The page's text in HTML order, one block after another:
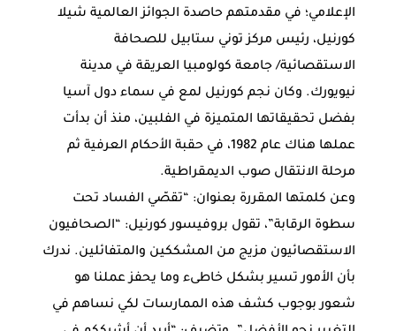
الإعلامي؛ في مقدمتهم حاصدة الجوائز العالمية شيلا
كورنيل، رئيس مركز توني ستابيل للصحافة
الاستقصائية/ جامعة كولومبيا العريقة في مدينة
نيويورك. وكان نجم كورنيل لمع في سماء دول آسيا
بفضل تحقيقاتها المتميزة في الفلبين، منذ أن بدأت
عملها هناك عام 1982، في حقبة الأحكام العرفية ثم
مرحلة الانتقال صوب الديمقراطية.
وعن كلمتها المقررة بعنوان: “تقصّي الفساد تحت
سطوة الرقابة”، تقول بروفيسور كورنيل: “الصحافيون
الاستقصائيون مزيج من المشككين والمتفائلين. ندرك
بأن الأمور تسير بشكل خاطىء وما يحفز عملنا هو
شعور بوجوب كشف هذه الممارسات لكي نساهم في